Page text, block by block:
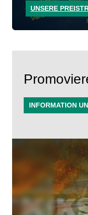
UNSERE
INFORMATION